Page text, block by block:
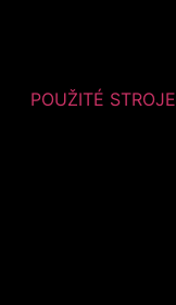
POUŽITÉ STROJE